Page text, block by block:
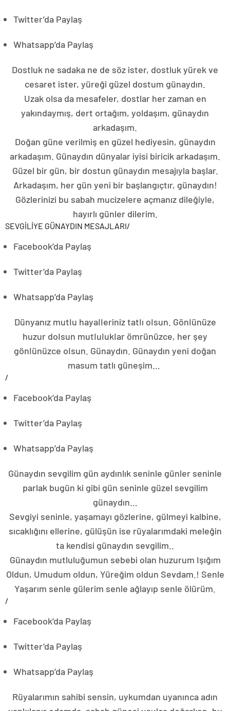
Twitter’da Paylaş
Whatsapp’da Paylaş
Dostluk ne sadaka ne de söz ister, dostluk yürek ve
cesaret ister, yüreği güzel dostum günaydın.
Uzak olsa da mesafeler, dostlar her zaman en
yakındaymış, dert ortağım, yoldaşım, günaydın
arkadaşım.
Doğan güne verilmiş en güzel hediyesin, günaydın
arkadaşım. Günaydın dünyalar iyisi biricik arkadaşım.
Güzel bir gün, bir dostun günaydın mesajıyla başlar.
Arkadaşım, her gün yeni bir başlangıçtır, günaydın!
Gözlerinizi bu sabah mucizelere açmanız dileğiyle,
hayırlı günler dilerim.
SEVGİLİYE GÜNAYDIN MESAJLARI/
Facebook’da Paylaş
Twitter’da Paylaş
Whatsapp’da Paylaş
Dünyanız mutIu hayaIIeriniz tatIı oIsun. GönIünüze
huzur doIsun mutIuIukIar ömrünüzce, her şey
gönIünüzce oIsun. Günaydın. Günaydın yeni doğan
masum tatlı güneşim…
/
Facebook’da Paylaş
Twitter’da Paylaş
Whatsapp’da Paylaş
Günaydın sevgilim gün aydınlık seninle günler seninle
parlak bugün ki gibi gün seninle güzel sevgilim
günaydın…
Sevgiyi seninle, yaşamayı gözlerine, gülmeyi kalbine,
sıcaklığını ellerine, gülüşün ise rüyalarımdaki meleğin
ta kendisi günaydın sevgilim..
Günaydın mutluluğumun sebebi olan huzurum Işığım
Oldun, Umudum oldun, Yüreğim oldun Sevdam.! Senle
Yaşarım senle gülerim senle ağlayıp senle ölürüm.
/
Facebook’da Paylaş
Twitter’da Paylaş
Whatsapp’da Paylaş
Rüyalarımın sahibi sensin, uykumdan uyanınca adın